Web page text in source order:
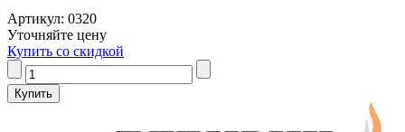
Артикул: 0320
Уточняйте цену
Купить со скидкой